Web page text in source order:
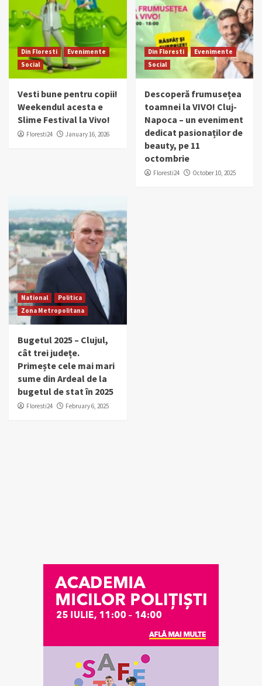
Din Floresti
Evenimente
Social
Vesti bune pentru copii!
Weekendul acesta e
Slime Festival la Vivo!
Floresti24 January 16, 2026
Din Floresti
Evenimente
Social
Descoperă frumusețea
toamnei la VIVO! Cluj-
Napoca – un eveniment
dedicat pasionaților de
beauty, pe 11
octombrie
Floresti24 October 10, 2025
National
Politica
Zona Metropolitana
Bugetul 2025 – Clujul,
cât trei județe.
Primește cele mai mari
sume din Ardeal de la
bugetul de stat în 2025
Floresti24 February 6, 2025